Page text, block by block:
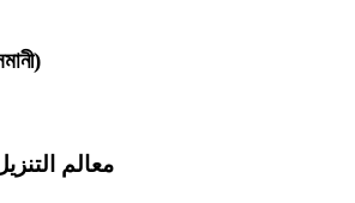
معالم